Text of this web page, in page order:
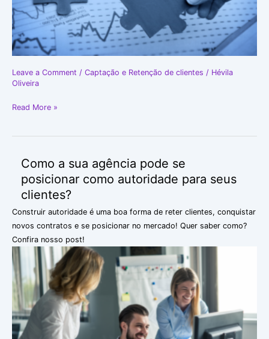
Leave a Comment / Captação e Retenção de clientes / Hévila
Oliveira
Read More »
Como a sua agência pode se
posicionar como autoridade para seus
clientes?
Construir autoridade é uma boa forma de reter clientes, conquistar
novos contratos e se posicionar no mercado! Quer saber como?
Confira nosso post!
Como
pode
se
posicionar
como
autoridade
para
seus
clientes?